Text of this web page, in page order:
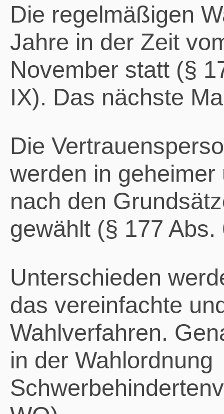
Die regelmäßigen
Jahre in der Zeit
November statt (§
IX). Das nächste
Die
werden in
nach den
gewählt (§ 177
Unterschieden
das vereinfachte
Wahlverfahren.
in der Wahlordnung